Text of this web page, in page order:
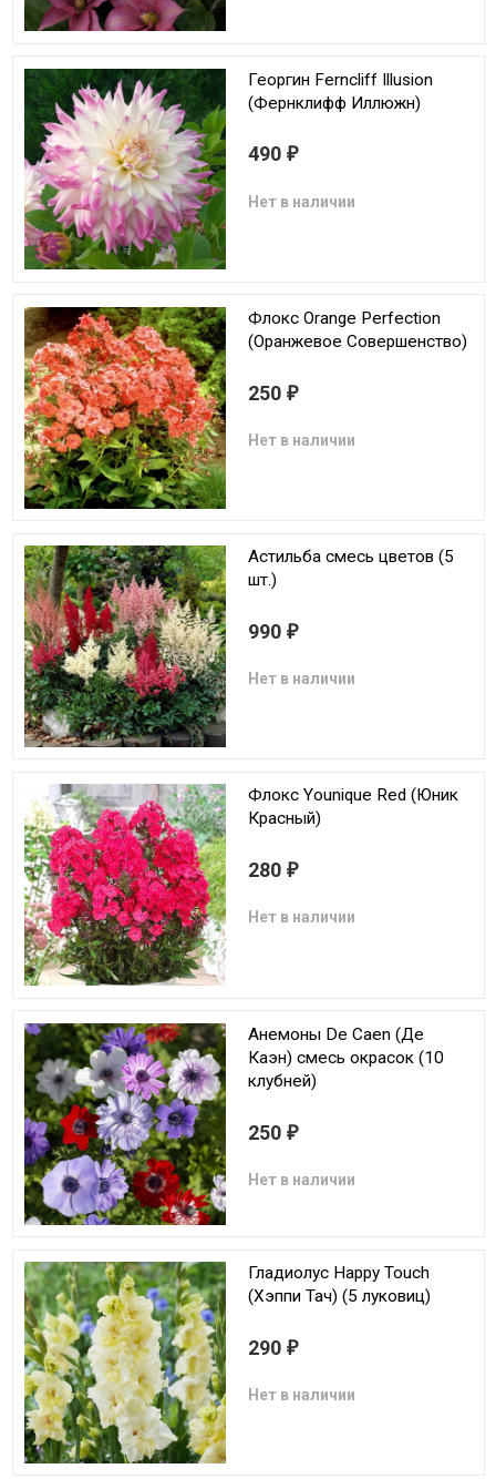
Георгин Ferncliff Illusion
(Фернклифф Иллюжн)
490 ₽
Нет в наличии
Флокс Orange Perfection
(Оранжевое Совершенство)
250 ₽
Нет в наличии
Астильба смесь цветов (5
шт.)
990 ₽
Нет в наличии
Флокс Younique Red (Юник
Красный)
280 ₽
Нет в наличии
Анемоны De Caen (Де
Каэн) смесь окрасок (10
клубней)
250 ₽
Нет в наличии
Гладиолус Happy Touch
(Хэппи Тач) (5 луковиц)
290 ₽
Нет в наличии